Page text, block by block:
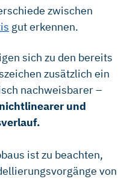
91–5. (clinical study)
Die Behandlung
of patient-administered
control protocols in the
A systematic
vol.42 Suppl 16
Diagnostik, Prävention
23 (2015): 1–13.
zwischen
gut erkennen.
sich zu den bereits
zusätzlich ein
nachweisbarer –
nichtlinearer und
ist zu beachten,
von